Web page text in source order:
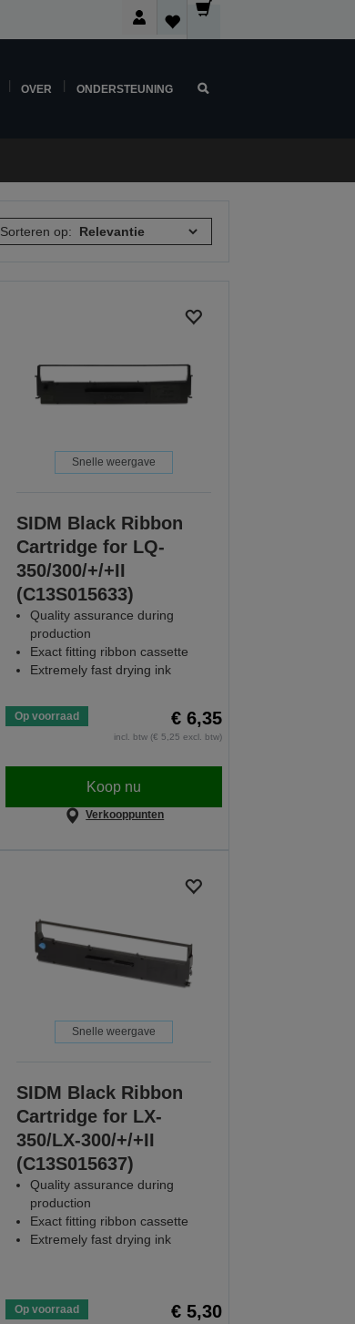
OVER ONDERSTEUNING
Sorteren op:
Snelle weergave
SIDM Black Ribbon
Cartridge for LQ-
350/300/+/+II
(C13S015633)
Quality assurance during
production
Exact fitting ribbon cassette
Extremely fast drying ink
Op voorraad € 6,35
incl. btw (€ 5,25 excl. btw)
Koop nu
Verkooppunten
Snelle weergave
SIDM Black Ribbon
Cartridge for LX-
350/LX-300/+/+II
(C13S015637)
Quality assurance during
production
Exact fitting ribbon cassette
Extremely fast drying ink
Op voorraad € 5,30